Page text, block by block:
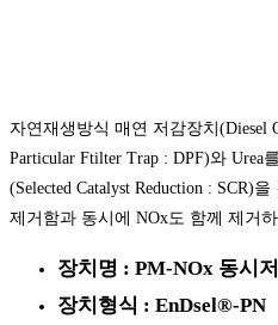
자연재생방식 매연 저감장치(Diesel
Particular Ftilter Trap : DPF)와 Urea
(Selected Catalyst Reduction : SCR)
제거함과 동시에 NOx도 함께 제거
장치명 : PM-NOx 동시
장치형식 : EnDsel®-PN